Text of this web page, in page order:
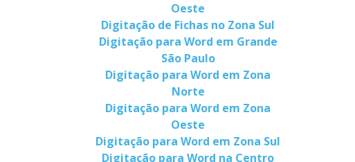
Oeste
Digitação de Fichas no Zona Sul
Digitação para Word em Grande
São Paulo
Digitação para Word em Zona
Norte
Digitação para Word em Zona
Oeste
Digitação para Word em Zona Sul
Digitação para Word na Centro